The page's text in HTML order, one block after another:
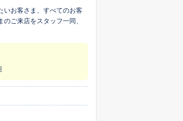
いお客さま、すべてのお客
ご来店をスタッフ一同、